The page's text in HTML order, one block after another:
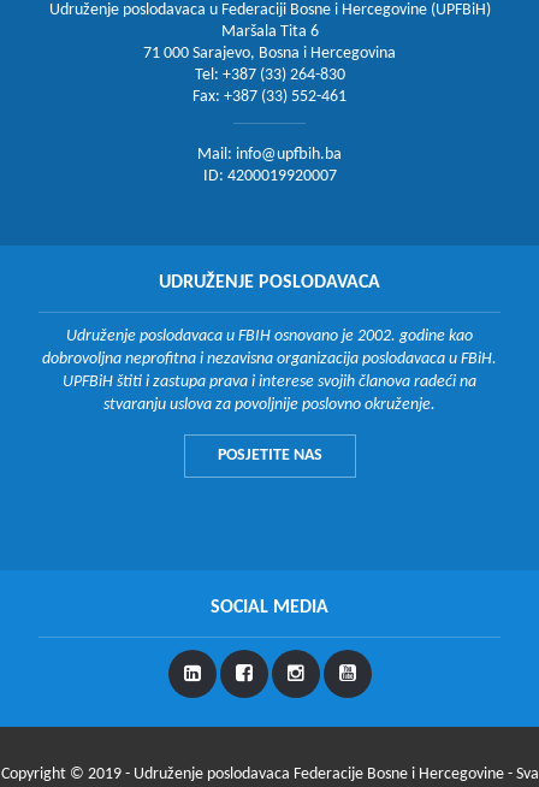
Udruženje poslodavaca u Federaciji Bosne i Hercegovine (UPFBiH)
Maršala Tita 6
71 000 Sarajevo, Bosna i Hercegovina
Tel: +387 (33) 264-830
Fax: +387 (33) 552-461
Mail: info@upfbih.ba
ID: 4200019920007
UDRUŽENJE POSLODAVACA
Udruženje poslodavaca u FBIH osnovano je 2002. godine kao
dobrovoljna neprofitna i nezavisna organizacija poslodavaca u FBiH.
UPFBiH štiti i zastupa prava i interese svojih članova radeći na
stvaranju uslova za povoljnije poslovno okruženje.
POSJETITE NAS
SOCIAL MEDIA
Copyright © 2019 - Udruženje poslodavaca Federacije Bosne i Hercegovine - Sva